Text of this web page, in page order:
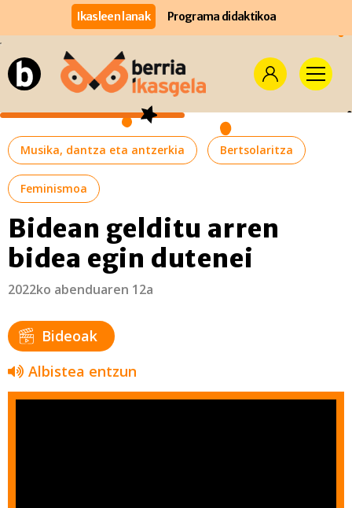
Ikasleen lanak Programa didaktikoa
Musika, dantza eta antzerkia Bertsolaritza
Feminismoa
Bidean gelditu arren
bidea egin dutenei
2022ko abenduaren 12a
Bideoak
Albistea entzun